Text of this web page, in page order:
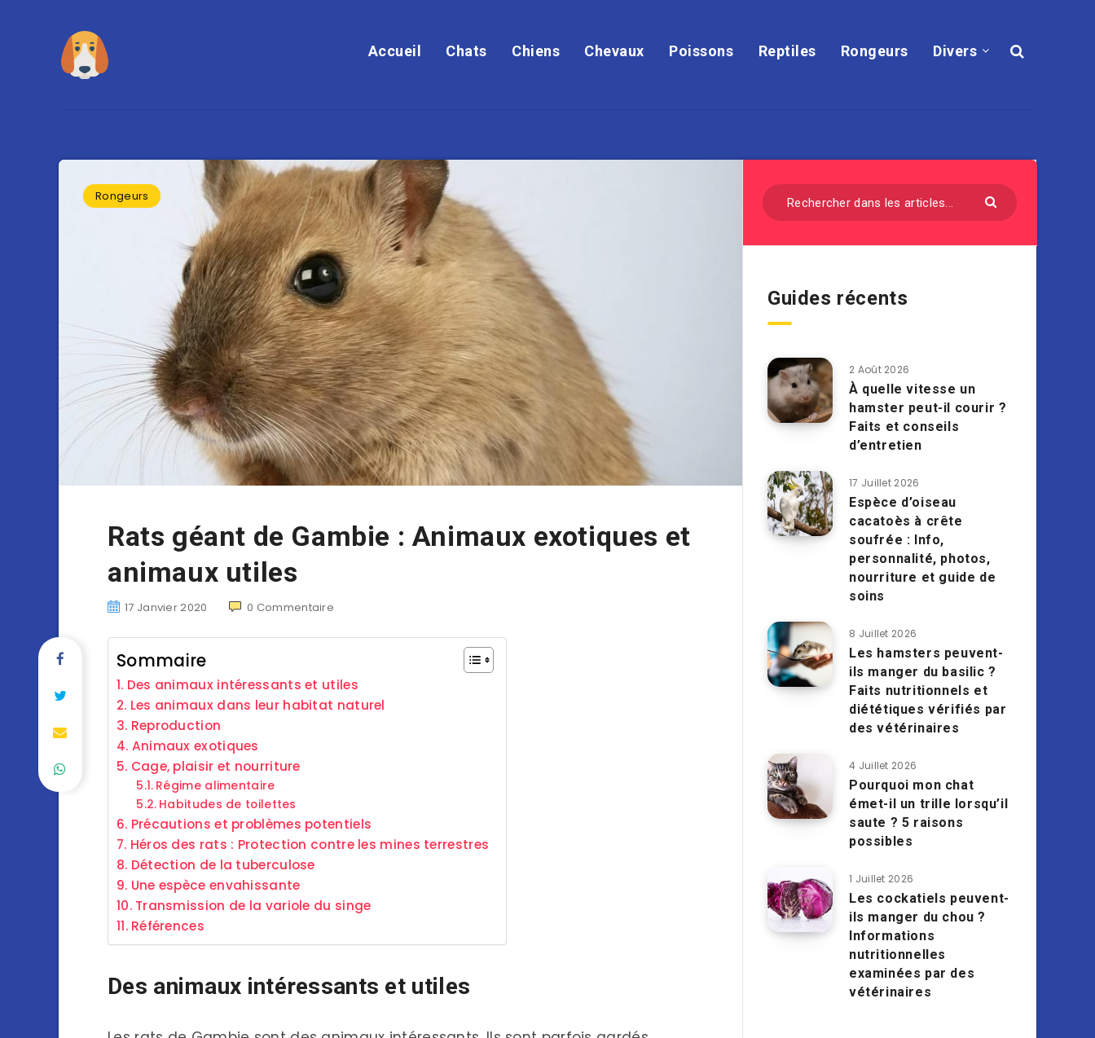
Accueil Chats Chiens Chevaux Poissons Reptiles Rongeurs Divers
Rongeurs
Rats géant de Gambie : Animaux exotiques et
animaux utiles
17 Janvier 2020 0 Commentaire
Sommaire
Des animaux intéressants et utiles
Les animaux dans leur habitat naturel
Reproduction
Animaux exotiques
Cage, plaisir et nourriture
Régime alimentaire
Habitudes de toilettes
Précautions et problèmes potentiels
Héros des rats : Protection contre les mines terrestres
Détection de la tuberculose
Une espèce envahissante
Transmission de la variole du singe
Références
Des animaux intéressants et utiles
Guides récents
2 Août 2026
À quelle vitesse un
hamster peut-il courir ?
Faits et conseils
d’entretien
17 Juillet 2026
Espèce d’oiseau
cacatoès à crête
soufrée : Info,
personnalité, photos,
nourriture et guide de
soins
8 Juillet 2026
Les hamsters peuvent-
ils manger du basilic ?
Faits nutritionnels et
diététiques vérifiés par
des vétérinaires
4 Juillet 2026
Pourquoi mon chat
émet-il un trille lorsqu’il
saute ? 5 raisons
possibles
1 Juillet 2026
Les cockatiels peuvent-
ils manger du chou ?
Informations
nutritionnelles
examinées par des
vétérinaires